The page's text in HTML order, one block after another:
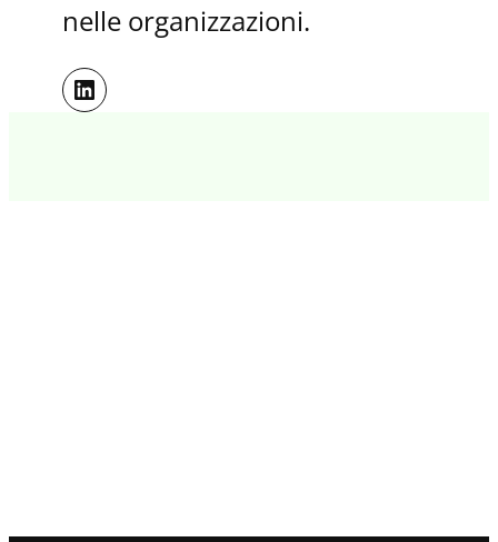
nelle organizzazioni.
LinkedIn